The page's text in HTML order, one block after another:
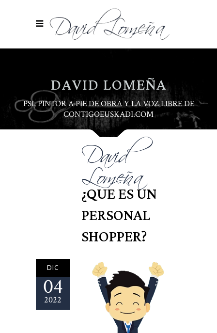
DAVID LOMEÑA
PSI, PINTOR A PIE DE OBRA Y LA VOZ LIBRE DE
CONTIGOEUSKADI.COM
David
Lomeña
¿QUE ES UN
PERSONAL
SHOPPER?
DIC
04
2022